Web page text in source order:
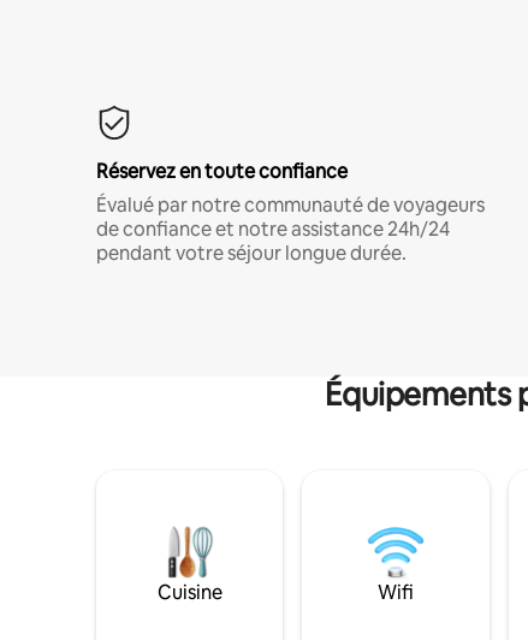
Réservez en toute confiance
Évalué par notre communauté de voyageurs
de confiance et notre assistance 24h/24
pendant votre séjour longue durée.
Équipements
Cuisine Wifi